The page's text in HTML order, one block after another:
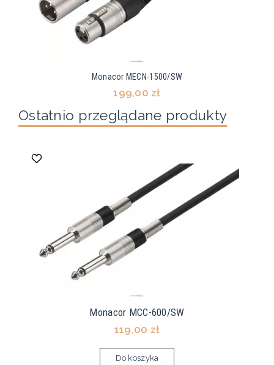
Monacor MECN-1500/SW
199,00 zł
Ostatnio przeglądane produkty
Monacor MCC-600/SW
119,00 zł
Do koszyka